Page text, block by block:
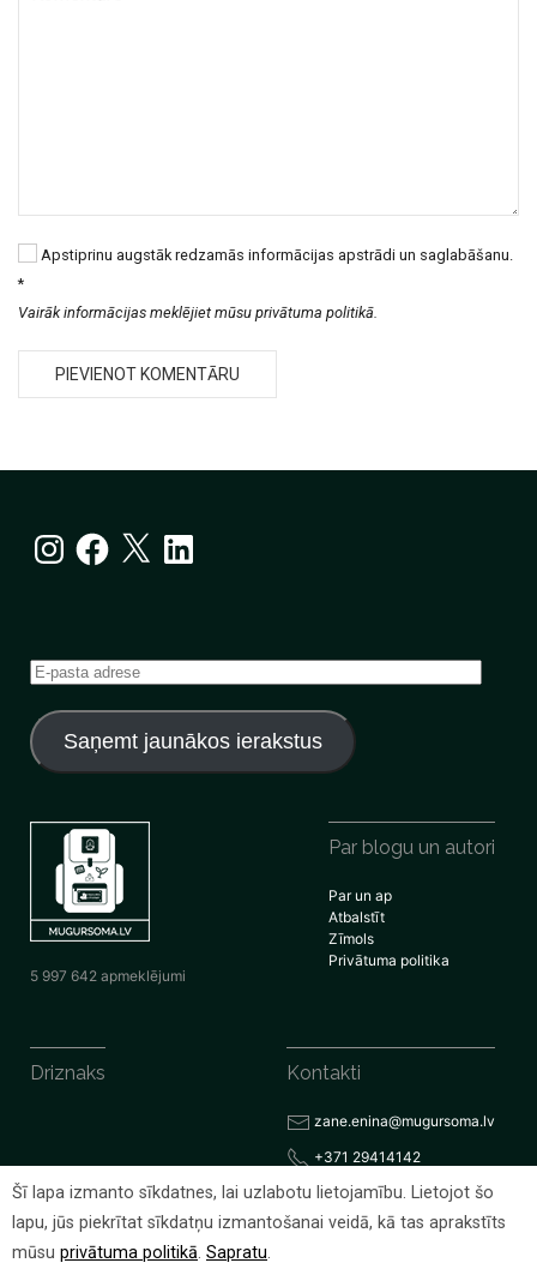
Apstiprinu augstāk redzamās informācijas apstrādi un saglabāšanu.
*
Vairāk informācijas meklējiet mūsu privātuma politikā.
InstagramFacebook
X LinkedIn
E-
adrese
Saņemt jaunākos ierakstus
5 997 642 apmeklējumi
Par blogu un autori
Par un ap
Atbalstīt
Zīmols
Privātuma politika
Driznaks Kontakti
zane.enina@mugursoma.lv
+371 29414142
© 2026 Visas tiesības rezervētas
Šī lapa izmanto sīkdatnes, lai uzlabotu lietojamību. Lietojot šo
lapu, jūs piekrītat sīkdatņu izmantošanai veidā, kā tas aprakstīts
mūsu privātuma politikā. Sapratu.